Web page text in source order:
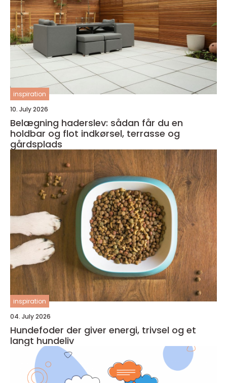
inspiration
10. July 2026
Belægning haderslev: sådan får du en
holdbar og flot indkørsel, terrasse og
gårdsplads
inspiration
04. July 2026
Hundefoder der giver energi, trivsel og et
langt hundeliv